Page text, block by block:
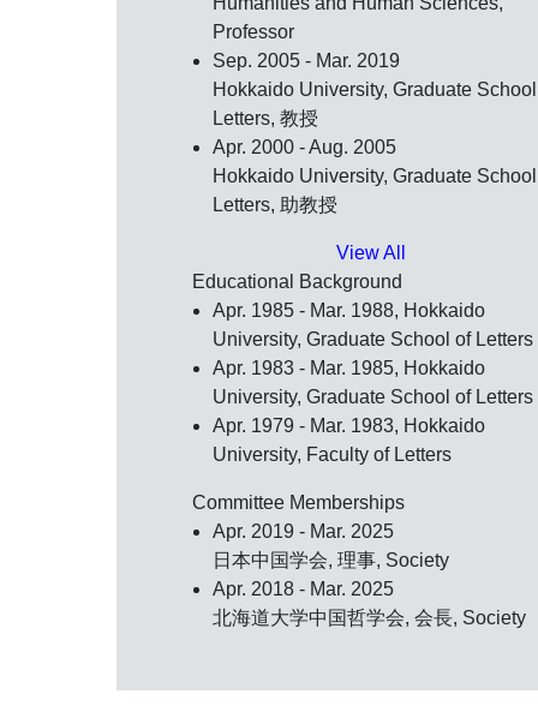
Professor
Sep. 2005 - Mar. 2019
Hokkaido University, Graduate
Letters, 教授
Apr. 2000 - Aug. 2005
Hokkaido University, Graduate
Letters, 助教授
View All
Educational Background
Apr. 1985 - Mar. 1988, Hokkaido
University, Graduate School of Letters
Apr. 1983 - Mar. 1985, Hokkaido
University, Graduate School of Letters
Apr. 1979 - Mar. 1983, Hokkaido
University, Faculty of Letters
Committee Memberships
Apr. 2019 - Mar. 2025
日本中国学会, 理事, Society
Apr. 2018 - Mar. 2025
北海道大学中国哲学会, 会長, Society